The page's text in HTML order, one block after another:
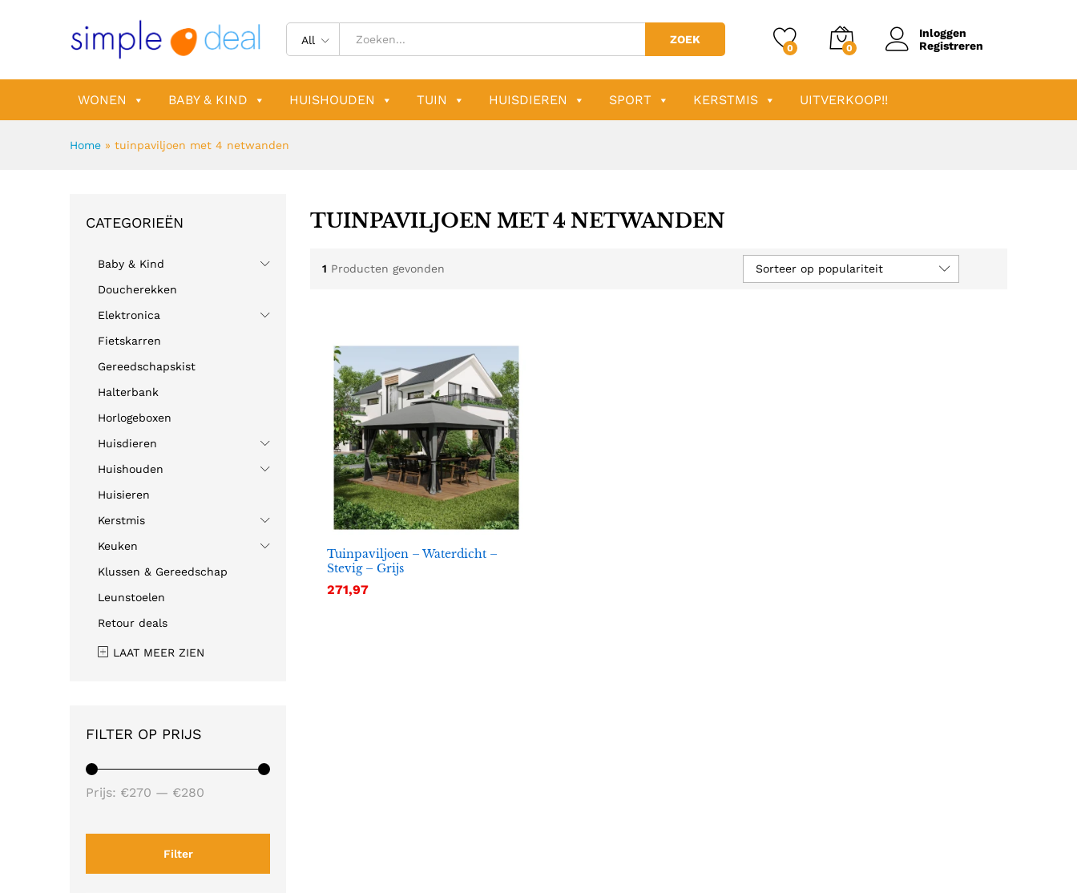
All ZOEK
0 0
Inloggen
Registreren
WONEN BABY & KIND HUISHOUDEN TUIN HUISDIEREN SPORT KERSTMIS UITVERKOOP!!
Home » tuinpaviljoen met 4 netwanden
TUINPAVILJOEN MET 4 NETWANDEN
1 Producten gevonden Sorteer op populariteit
Tuinpaviljoen – Waterdicht –
Stevig – Grijs
271,97
271,97
CATEGORIEËN
Baby & Kind
Doucherekken
Elektronica
Fietskarren
Gereedschapskist
Halterbank
Horlogeboxen
Huisdieren
Huishouden
Huisieren
Kerstmis
Keuken
Klussen & Gereedschap
Leunstoelen
Retour deals
LAAT MEER ZIEN
FILTER OP PRIJS
Filter
Prijs: €270 — €280